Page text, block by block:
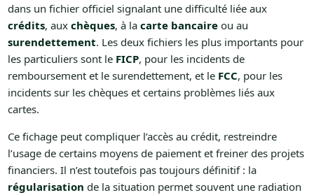
dans un fichier officiel signalant une difficulté liée aux
crédits, aux chèques, à la carte bancaireou au
surendettement. Les deux fichiers les plus importants pour
les particuliers sont le FICP, pour les incidents de
remboursement et le surendettement, et le FCC, pour les
incidents sur les chèques et certains problèmes liés aux
cartes.
Ce fichage peut compliquer l’accès au crédit, restreindre
l’usage de certains moyens de paiement et freiner des projets
financiers. Il n’est toutefois pas toujours définitif : la
régularisation de la situation permet souvent une radiation